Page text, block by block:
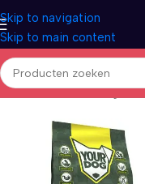
Skip to navigation
Skip to main content
Home/Honden/Droogvoer